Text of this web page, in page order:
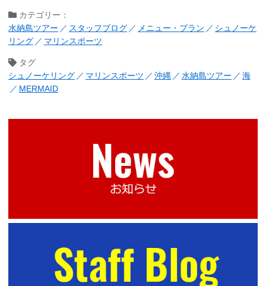
カテゴリー：
水納島ツアー
スタッフブログ メニュー・プラン
シュノーケ
リング
マリンスポーツ
タグ
シュノーケリング
マリンスポーツ 沖縄 水納島ツアー
海
MERMAID